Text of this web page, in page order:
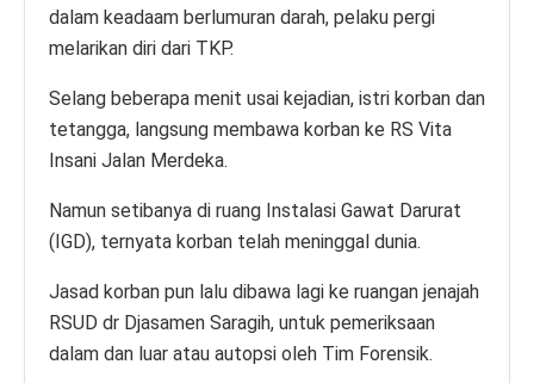
dalam keadaam berlumuran darah, pelaku pergi
melarikan diri dari TKP.
Selang beberapa menit usai kejadian, istri korban dan
tetangga, langsung membawa korban ke RS Vita
Insani Jalan Merdeka.
Namun setibanya di ruang Instalasi Gawat Darurat
(IGD), ternyata korban telah meninggal dunia.
Jasad korban pun lalu dibawa lagi ke ruangan jenajah
RSUD dr Djasamen Saragih, untuk pemeriksaan
dalam dan luar atau autopsi oleh Tim Forensik.